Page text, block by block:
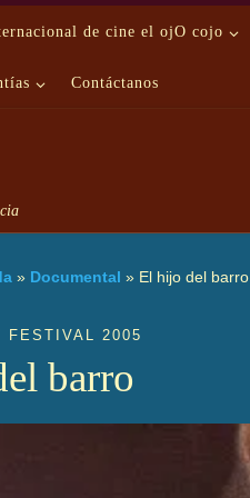
de cine el ojO cojo
Contáctanos
» Documental » El hijo del barro
FESTIVAL 2005
barro